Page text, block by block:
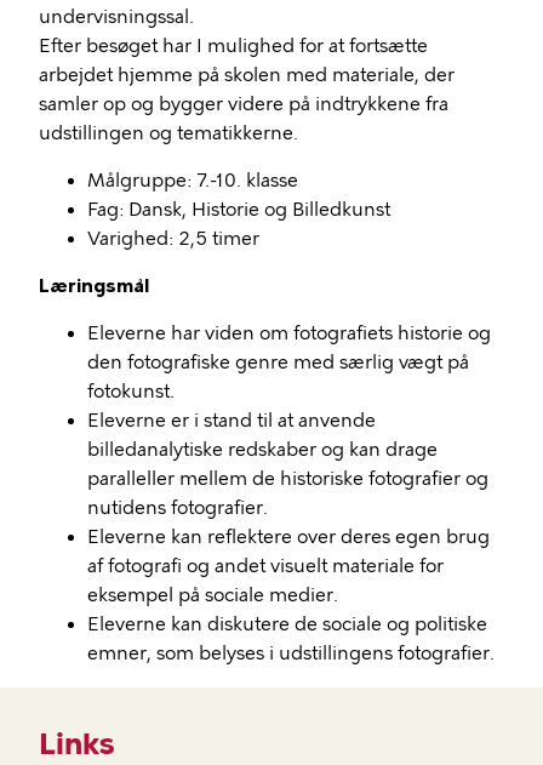
undervisningssal.
Efter besøget har I mulighed for at fortsætte
arbejdet hjemme på skolen med materiale, der
samler op og bygger videre på indtrykkene fra
udstillingen og tematikkerne.
Målgruppe: 7.-10. klasse
Fag: Dansk, Historie og Billedkunst
Varighed: 2,5 timer
Læringsmål
Eleverne har viden om fotografiets historie og
den fotografiske genre med særlig vægt på
fotokunst.
Eleverne er i stand til at anvende
billedanalytiske redskaber og kan drage
paralleller mellem de historiske fotografier og
nutidens fotografier.
Eleverne kan reflektere over deres egen brug
af fotografi og andet visuelt materiale for
eksempel på sociale medier.
Eleverne kan diskutere de sociale og politiske
emner, som belyses i udstillingens fotografier.
Links